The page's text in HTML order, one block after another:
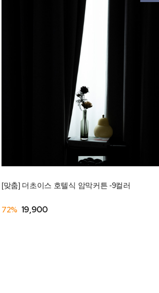
[맞춤] 더초이스 호텔식 암막커튼 -9컬러
72% 19,900